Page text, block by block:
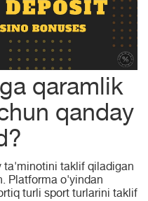
qaramlik
qanday
ta'minotini taklif qiladigan
Platforma o'yindan
turli sport turlarini taklif